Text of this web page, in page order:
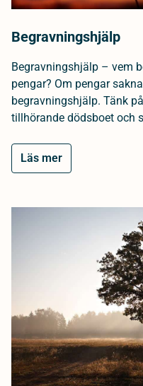
Begravningshjälp
Begravningshjälp – vem
pengar? Om pengar
begravningshjälp. Tänk
tillhörande dödsboet och
Läs mer